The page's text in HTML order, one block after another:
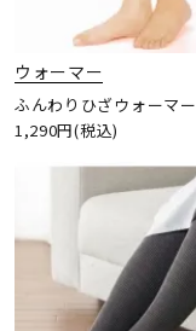
ウォーマー
ふんわりひざウォーマー
1,290円(税込)